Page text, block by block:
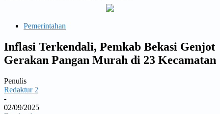
Pemerintahan
Inflasi Terkendali, Pemkab Bekasi Genjot
Gerakan Pangan Murah di 23 Kecamatan
Penulis
Redaktur 2
-
02/09/2025